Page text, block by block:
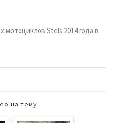
мотоциклов Stels 2014 года в
на тему